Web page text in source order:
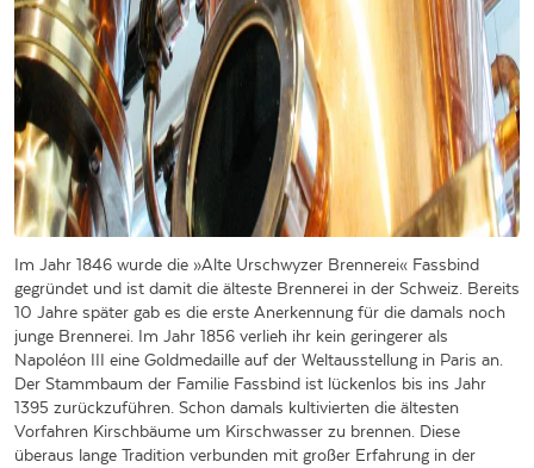
Im Jahr 1846 wurde die »Alte Urschwyzer Brennerei« Fassbind
gegründet und ist damit die älteste Brennerei in der Schweiz. Bereits
10 Jahre später gab es die erste Anerkennung für die damals noch
junge Brennerei. Im Jahr 1856 verlieh ihr kein geringerer als
Napoléon III eine Goldmedaille auf der Weltausstellung in Paris an.
Der Stammbaum der Familie Fassbind ist lückenlos bis ins Jahr
1395 zurückzuführen. Schon damals kultivierten die ältesten
Vorfahren Kirschbäume um Kirschwasser zu brennen. Diese
überaus lange Tradition verbunden mit großer Erfahrung in der